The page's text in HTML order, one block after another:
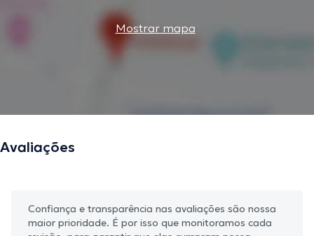
Mostrar mapa
Avaliações
Confiança e transparência nas avaliações são nossa
maior prioridade. É por isso que monitoramos cada